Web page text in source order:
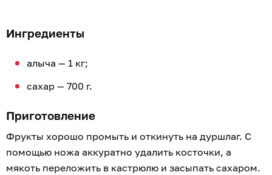
Ингредиенты
алыча — 1 кг;
сахар — 700 г.
Приготовление
Фрукты хорошо промыть и откинуть на дуршлаг. С
помощью ножа аккуратно удалить косточки, а
мякоть переложить в кастрюлю и засыпать сахаром.